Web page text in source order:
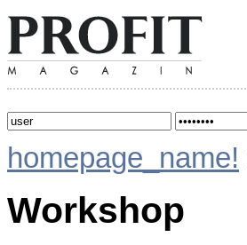
homepage_name!
Workshop